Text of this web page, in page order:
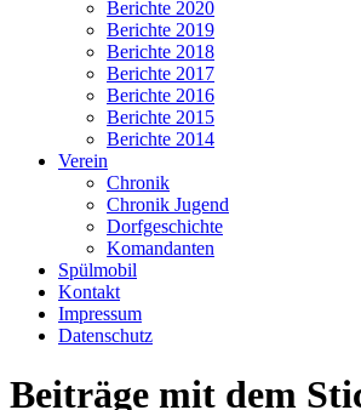
Berichte 2020
Berichte 2019
Berichte 2018
Berichte 2017
Berichte 2016
Berichte 2015
Berichte 2014
Verein
Chronik
Chronik Jugend
Dorfgeschichte
Komandanten
Spülmobil
Kontakt
Impressum
Datenschutz
Beiträge mit dem